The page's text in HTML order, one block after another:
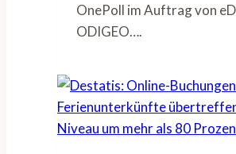
OnePoll im Auftrag von
ODIGEO….